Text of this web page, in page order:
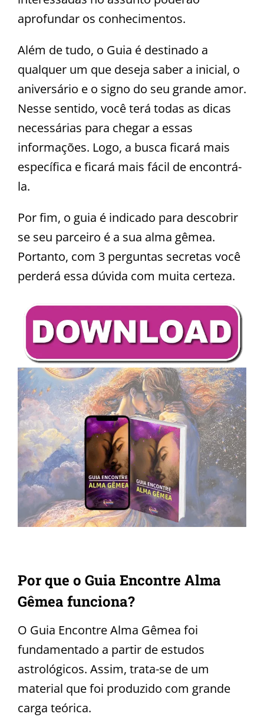
aprofundar os conhecimentos.
Além de tudo, o Guia é destinado a
qualquer um que deseja saber a inicial, o
aniversário e o signo do seu grande amor.
Nesse sentido, você terá todas as dicas
necessárias para chegar a essas
informações. Logo, a busca ficará mais
específica e ficará mais fácil de encontrá-
la.
Por fim, o guia é indicado para descobrir
se seu parceiro é a sua alma gêmea.
Portanto, com 3 perguntas secretas você
perderá essa dúvida com muita certeza.
Por que o Guia Encontre Alma
Gêmea funciona?
O Guia Encontre Alma Gêmea foi
fundamentado a partir de estudos
astrológicos. Assim, trata-se de um
material que foi produzido com grande
carga teórica.